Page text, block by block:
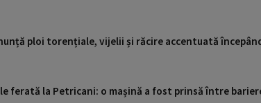
ploi torențiale, vijelii și răcire accentuată
ferată la Petricani: o mașină a fost prinsă între